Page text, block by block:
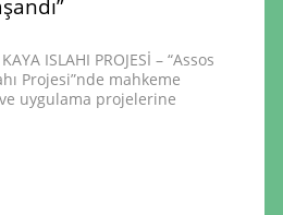
ISLAHI PROJESİ – “Assos
Projesi”nde mahkeme
uygulama projelerine